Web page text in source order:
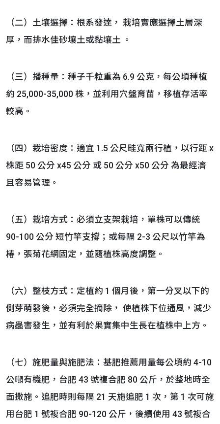
（二）土壤選擇：根系發達， 栽培實應選擇土層深
厚，而排水佳砂壤土或黏壤土 。
（三）播種量：種子千粒重為 6.9 公克，每公頃種植
約 25,000-35,000 株，並利用穴盤育苗，移植存活率
較高。
（四）栽培密度：適宜 1.5 公尺畦寬兩行植，以行距 x
株距 50 公分 x45 公分 或 50 公分 x50 公分 為最經濟
且容易管理。
（五）栽培方式：必須立支架栽培，單株可以傳統
90-100 公分 短竹竿支撐；或每隔 2-3 公尺以竹竿為
椿，張菊花網固定，並隨植株高度調整。
（六）整枝方式：定植約 1 個月後，第一分叉以下的
側芽萌發後，必須完全摘除， 使植株下位通風，減少
病蟲害發生，並有利於果實集中生長在植株中上方。
（七）施肥量與施肥法：基肥推薦用量每公頃約 4-10
公噸有機肥，台肥 43 號複合肥 80 公斤，於整地時全
面撒施。追肥時則每隔 21 天施追肥 1 次，第 1 次可施
用台肥 1 號複合肥 90-120 公斤，後續使用 43 號複合